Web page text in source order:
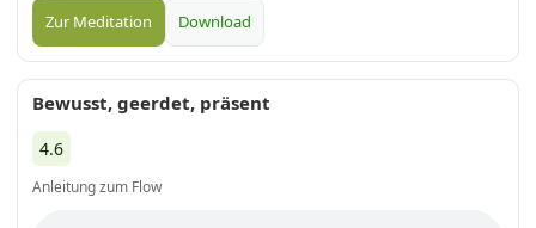
Zur Meditation Download
Bewusst, geerdet, präsent
4.6
Anleitung zum Flow